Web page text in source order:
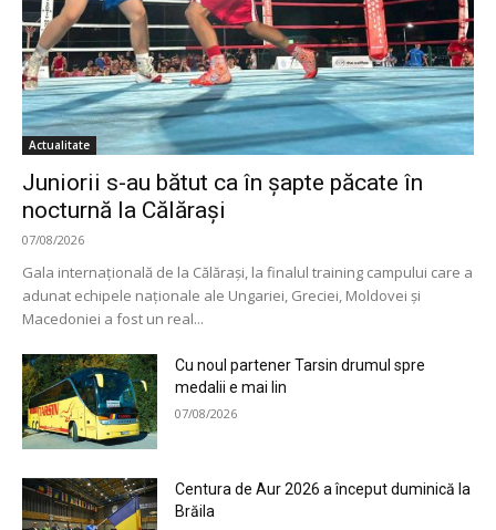
Actualitate
Juniorii s-au bătut ca în șapte păcate în
nocturnă la Călărași
07/08/2026
Gala internațională de la Călărași, la finalul training campului care a
adunat echipele naționale ale Ungariei, Greciei, Moldovei și
Macedoniei a fost un real...
Cu noul partener Tarsin drumul spre
medalii e mai lin
07/08/2026
Centura de Aur 2026 a început duminică la
Brăila